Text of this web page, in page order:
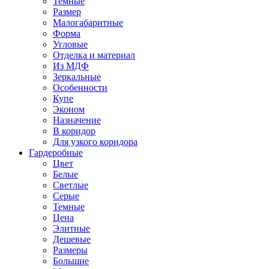
Размер
Малогабаритные
Форма
Угловые
Отделка и материал
Из МДФ
Зеркальные
Особенности
Купе
Эконом
Назначение
В коридор
Для узкого коридора
Гардеробные
Цвет
Белые
Светлые
Серые
Темные
Цена
Элитные
Дешевые
Размеры
Большие